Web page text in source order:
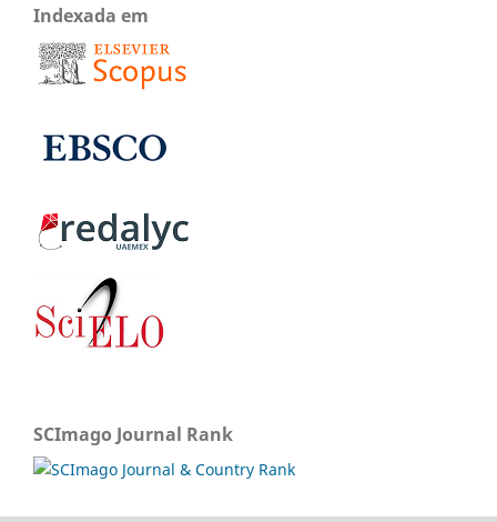
Indexada em
SCImago Journal Rank